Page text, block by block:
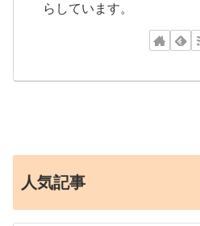
らしています。
人気記事